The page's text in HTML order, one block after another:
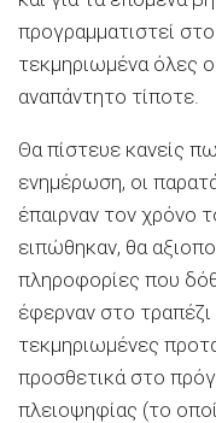
προγραμματιστεί
τεκμηριωμένα όλες
αναπάντητο τίποτε.
Θα πίστευε κανείς
ενημέρωση, οι
έπαιρναν τον χρόνο
ειπώθηκαν, θα
πληροφορίες που
έφερναν στο
τεκμηριωμένες
προσθετικά στο
πλειοψηφίας (το